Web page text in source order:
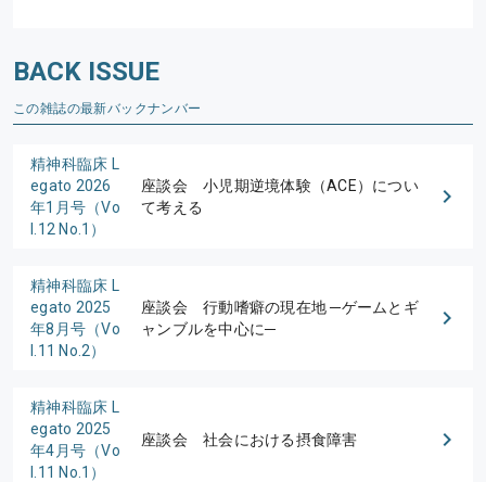
BACK ISSUE
この雑誌の最新バックナンバー
精神科臨床 L
egato 2026
年1月号（Vo
l.12 No.1）
座談会 小児期逆境体験（ACE）につい
て考える
精神科臨床 L
egato 2025
年8月号（Vo
l.11 No.2）
座談会 行動嗜癖の現在地 ─ゲームとギ
ャンブルを中心に─
精神科臨床 L
egato 2025
年4月号（Vo
l.11 No.1）
座談会 社会における摂食障害